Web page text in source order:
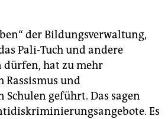
der Bildungsverwaltung,
Pali-Tuch und andere
dürfen, hat zu mehr
und
geführt. Das sagen
Es